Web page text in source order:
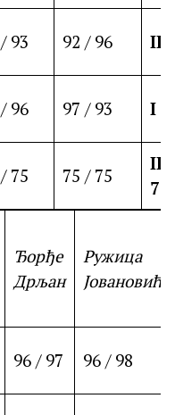
93 92 / 96 II
96 97 / 93 I
75 75 / 75
III
Ђорђе
Дрљан
Ружица
Јовановић
96 / 97 96 / 98